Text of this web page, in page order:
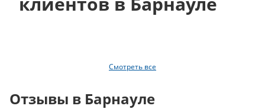
Смотреть все
Отзывы в Барнауле